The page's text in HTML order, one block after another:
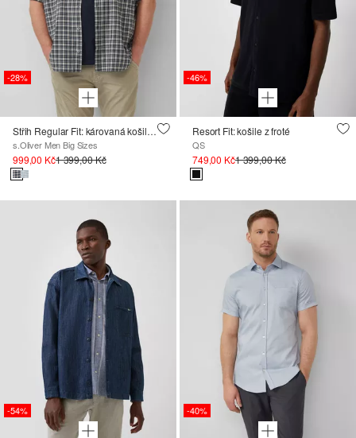
-28%
Střih Regular Fit: károvaná košile s náprsní kapsou z bavlněného streče
s.Oliver Men Big Sizes
999,00 Kč1 399,00 Kč
-46%
Resort Fit: košile z froté
QS
749,00 Kč1 399,00 Kč
-54% -40%